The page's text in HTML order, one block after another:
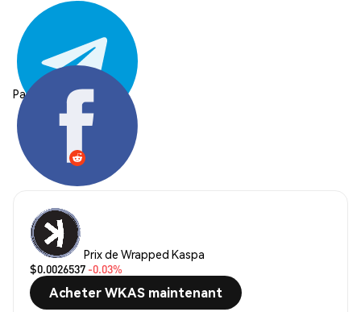
Partager:
Prix de Wrapped Kaspa
$0.0026537 -0.03%
Acheter WKAS maintenant